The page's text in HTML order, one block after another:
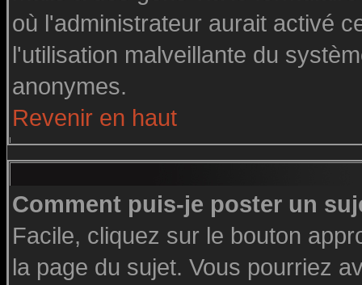
où l'administrateur aurait activé
l'utilisation malveillante du
anonymes.
Revenir en haut
Comment puis-je poster un
Facile, cliquez sur le bouton
la page du sujet. Vous pourriez